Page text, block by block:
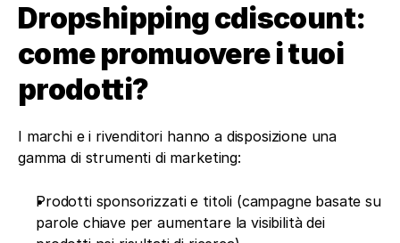
Dropshipping cdiscount:
come promuovere i tuoi
prodotti?
I marchi e i rivenditori hanno a disposizione una
gamma di strumenti di marketing:
Prodotti sponsorizzati e titoli (campagne basate su
parole chiave per aumentare la visibilità dei